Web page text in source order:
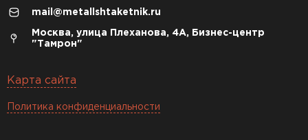
mail@metallshtaketnik.ru
Москва, улица Плеханова, 4А, Бизнес-центр
"Тамрон"
Карта сайта
Политика конфиденциальности